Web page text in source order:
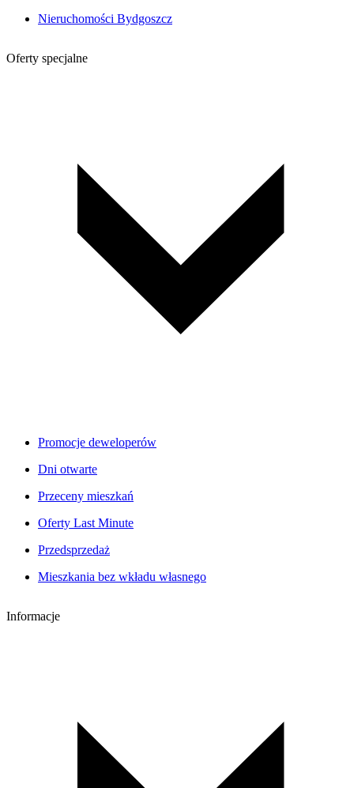
Nieruchomości Bydgoszcz
Oferty specjalne
Promocje deweloperów
Dni otwarte
Przeceny mieszkań
Oferty Last Minute
Przedsprzedaż
Mieszkania bez wkładu własnego
Informacje